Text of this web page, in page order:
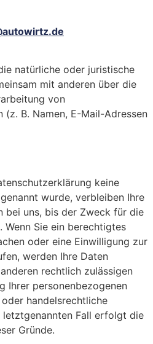
natürliche oder juristische
mit anderen über die
von
(z. B. Namen, E-Mail-Adressen
keine
wurde, verbleiben Ihre
bei uns, bis der Zweck für die
Sie ein berechtigtes
oder eine Einwilligung zur
werden Ihre Daten
rechtlich zulässigen
Ihrer personenbezogenen
handelsrechtliche
Fall erfolgt die
Gründe.